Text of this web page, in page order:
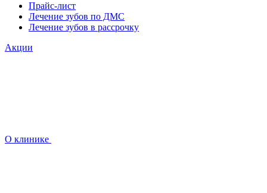
Прайс-лист
Лечение зубов по ДМС
Лечение зубов в рассрочку
Акции
О клинике